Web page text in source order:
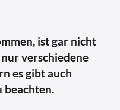
ist gar nicht
verschiedene
es gibt auch
beachten.